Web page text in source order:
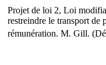
Projet de loi 2, Loi
restreindre le transport de
rémunération. M. Gill.